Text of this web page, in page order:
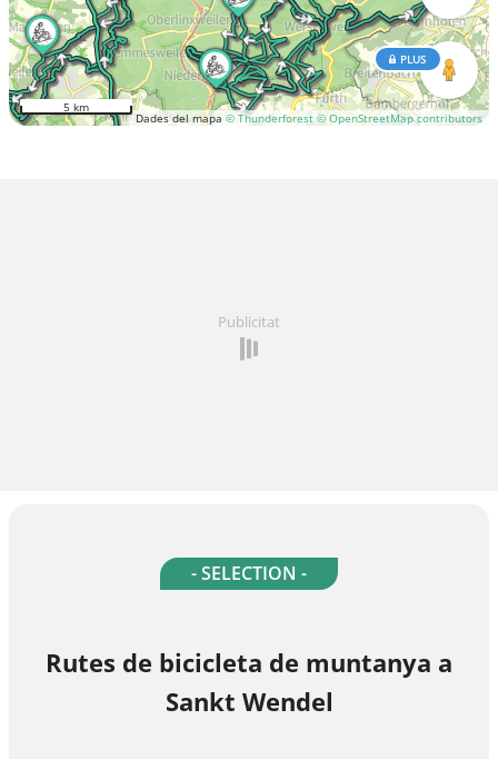
Dades del mapa © Thunderforest © OpenStreetMap contributors
PLUS
5 km
Publicitat
- SELECTION -
Rutes de bicicleta de muntanya a
Sankt Wendel